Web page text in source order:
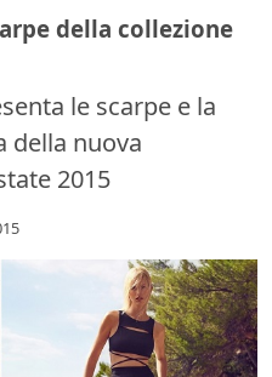
della collezione
le scarpe e la
della nuova
2015